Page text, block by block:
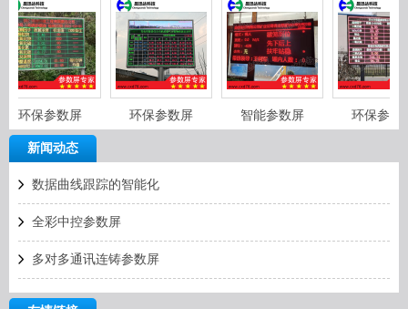
环保参数屏 环保参数屏 智能参数屏 环保参数
新闻动态
数据曲线跟踪的智能化
全彩中控参数屏
多对多通讯连铸参数屏